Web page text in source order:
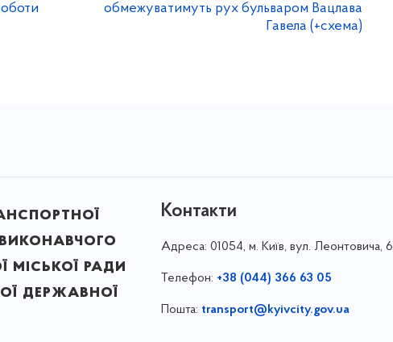
обмежуватимуть рух бульваром Вацлава
Гавела (+схема)
міської ради
державної
Контакти
Адреса: 01054, м. Київ, вул. Леонтовича, 6
Телефон: +38 (044) 366 63 05
Пошта: transport@kyivcity.gov.ua